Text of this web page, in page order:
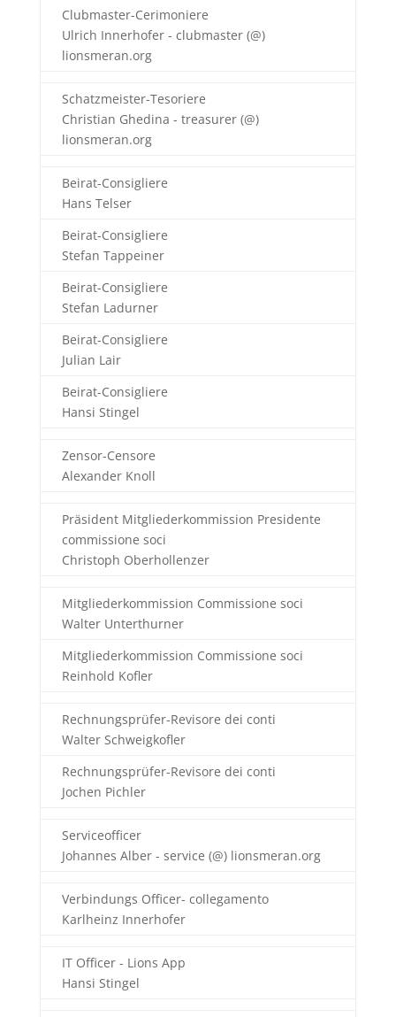
Clubmaster-Cerimoniere
Ulrich Innerhofer - clubmaster (@)
lionsmeran.org
Schatzmeister-Tesoriere
Christian Ghedina - treasurer (@)
lionsmeran.org
Beirat-Consigliere
Hans Telser
Beirat-Consigliere
Stefan Tappeiner
Beirat-Consigliere
Stefan Ladurner
Beirat-Consigliere
Julian Lair
Beirat-Consigliere
Hansi Stingel
Zensor-Censore
Alexander Knoll
Präsident Mitgliederkommission Presidente
commissione soci
Christoph Oberhollenzer
Mitgliederkommission Commissione soci
Walter Unterthurner
Mitgliederkommission Commissione soci
Reinhold Kofler
Rechnungsprüfer-Revisore dei conti
Walter Schweigkofler
Rechnungsprüfer-Revisore dei conti
Jochen Pichler
Serviceofficer
Johannes Alber - service (@) lionsmeran.org
Verbindungs Officer- collegamento
Karlheinz Innerhofer
IT Officer - Lions App
Hansi Stingel